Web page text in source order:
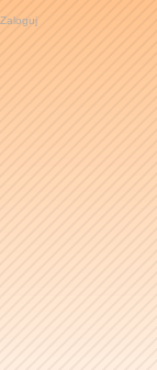
Zaloguj